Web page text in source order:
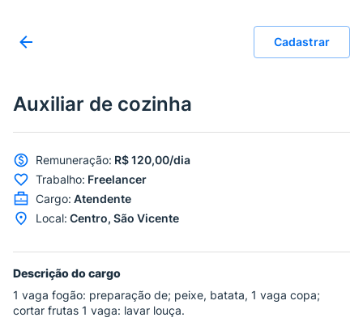
Cadastrar
Auxiliar de cozinha
Remuneração: R$ 120,00/dia
Trabalho: Freelancer
Cargo: Atendente
Local: Centro, São Vicente
Descrição do cargo
1 vaga fogão: preparação de; peixe, batata, 1 vaga copa;
cortar frutas 1 vaga: lavar louça.